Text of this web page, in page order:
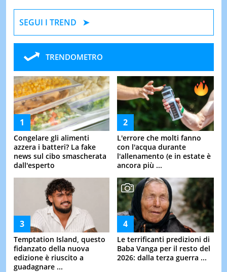
SEGUI I TREND
TRENDOMETRO
Congelare gli alimenti
azzera i batteri? La fake
news sul cibo smascherata
dall'esperto
L'errore che molti fanno
con l'acqua durante
l'allenamento (e in estate è
ancora più ...
Temptation Island, questo
fidanzato della nuova
edizione è riuscito a
guadagnare ...
Le terrificanti predizioni di
Baba Vanga per il resto del
2026: dalla terza guerra ...